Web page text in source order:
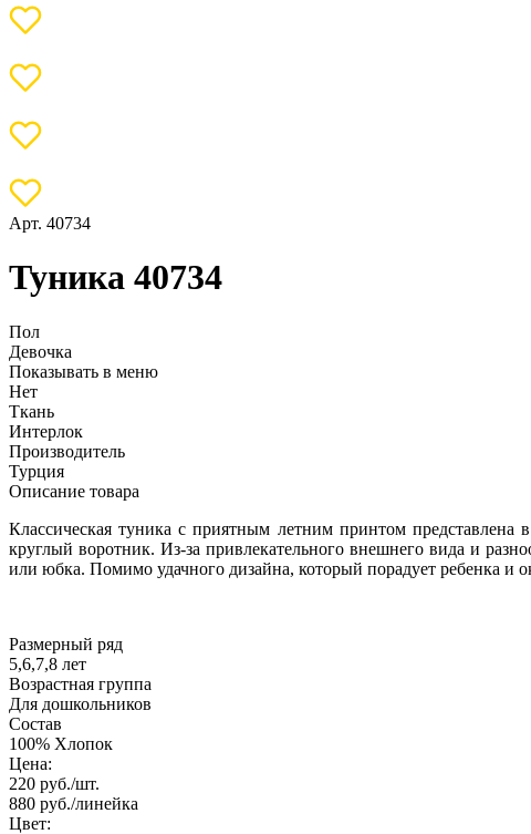
Арт. 40734
Туника 40734
Пол
Девочка
Показывать в меню
Нет
Ткань
Интерлок
Производитель
Турция
Описание товара
Классическая туника с приятным летним принтом
круглый воротник. Из-за привлекательного внешнего вида и
или юбка. Помимо удачного дизайна, который порадует ребенка и
Размерный ряд
5,6,7,8 лет
Возрастная группа
Для дошкольников
Состав
100% Хлопок
Цена:
220 руб./шт.
880 руб./линейка
Цвет: